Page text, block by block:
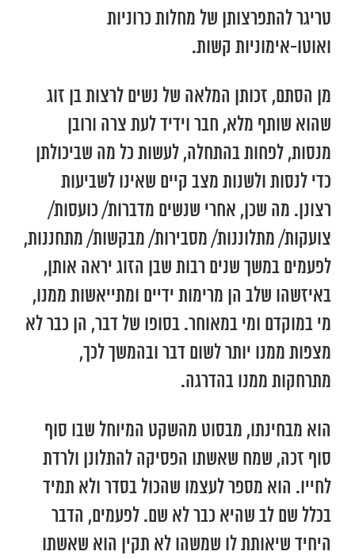
טריגר להתפרצותן של מחלות כרוניות
ואוטו-אימוניות קשות.
מן הסתם, זכותן המלאה של נשים לרצות בן זוג
שהוא שותף מלא, חבר וידיד לעת צרה ורובן
מנסות, לפחות בהתחלה, לעשות כל מה שביכולתן
כדי לנסות ולשנות מצב קיים שאינו לשביעות
רצונן. מה שכן, אחרי שנשים מדברות/ כועסות/
צועקות/ מתלוננות/ מסבירות/ מבקשות/ מתחננות,
לפעמים במשך שנים רבות שבן הזוג יראה אותן,
באיזשהו שלב הן מרימות ידיים ומתייאשות ממנו,
מי במוקדם ומי במאוחר. בסופו של דבר, הן כבר לא
מצפות ממנו יותר לשום דבר ובהמשך לכך,
מתרחקות ממנו בהדרגה.
הוא מבחינתו, מבסוט מהשקט המיוחל שבו סוף
סוף זכה, שמח שאשתו הפסיקה להתלונן ולרדת
לחייו. הוא מספר לעצמו שהכול בסדר ולא תמיד
בכלל שם לב שהיא כבר לא שם. לפעמים, הדבר
היחיד שיאותת לו שמשהו לא תקין הוא שאשתו